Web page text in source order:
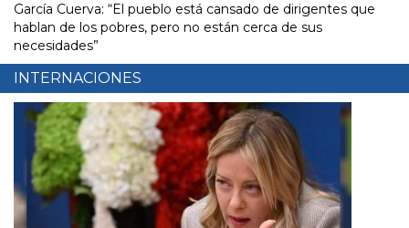
García Cuerva: “El pueblo está cansado de dirigentes que
hablan de los pobres, pero no están cerca de sus
necesidades”
INTERNACIONES